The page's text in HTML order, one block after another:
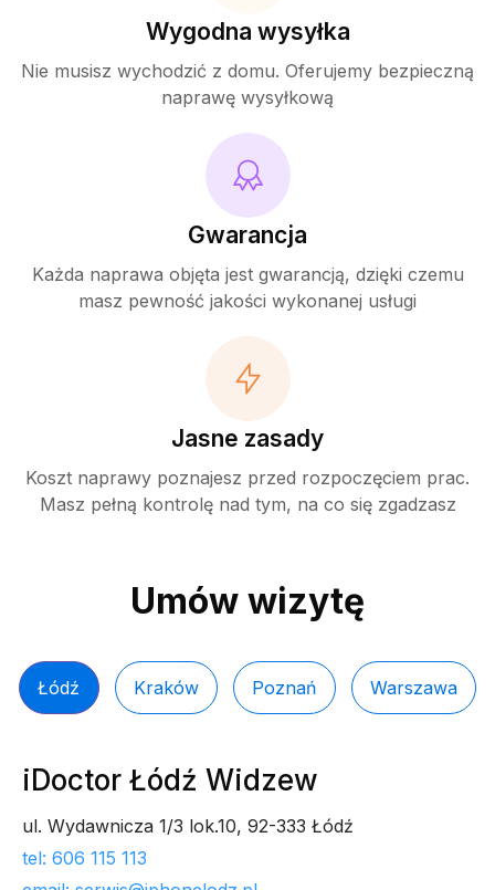
Wygodna wysyłka
Nie musisz wychodzić z domu. Oferujemy bezpieczną
naprawę wysyłkową
Gwarancja
Każda naprawa objęta jest gwarancją, dzięki czemu
masz pewność jakości wykonanej usługi
Jasne zasady
Koszt naprawy poznajesz przed rozpoczęciem prac.
Masz pełną kontrolę nad tym, na co się zgadzasz
Umów wizytę
Łódź Kraków Poznań Warszawa
iDoctor Łódź Widzew
ul. Wydawnicza 1/3 lok.10, 92-333 Łódź
tel: 606 115 113